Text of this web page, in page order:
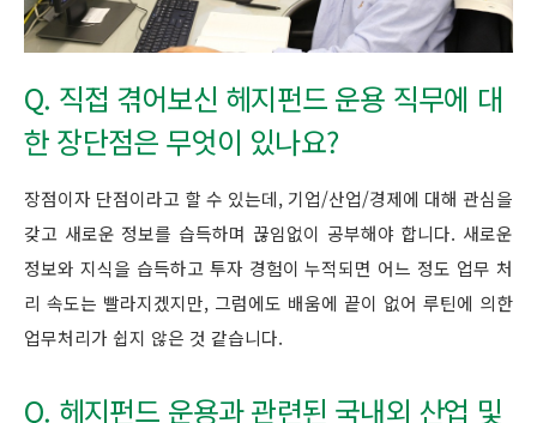
Q. 직접 겪어보신 헤지펀드 운용 직무에 대
한 장단점은 무엇이 있나요?
장점이자 단점이라고 할 수 있는데, 기업/산업/경제에 대해 관심을
갖고 새로운 정보를 습득하며 끊임없이 공부해야 합니다. 새로운
정보와 지식을 습득하고 투자 경험이 누적되면 어느 정도 업무 처
리 속도는 빨라지겠지만, 그럼에도 배움에 끝이 없어 루틴에 의한
업무처리가 쉽지 않은 것 같습니다.
Q. 헤지펀드 운용과 관련된 국내외 산업 및